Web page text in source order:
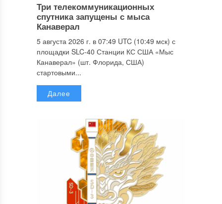
Три телекоммуникационных
спутника запущены с мыса
Канаверал
5 августа 2026 г. в 07:49 UTC (10:49 мск) с
площадки SLC-40 Станции КС США «Мыс
Канаверал» (шт. Флорида, США)
стартовыми...
Далее